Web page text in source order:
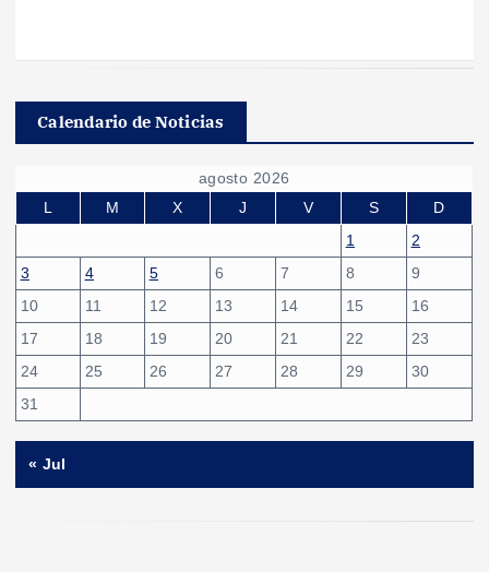
Calendario de Noticias
agosto 2026
L
M X J V S
D
1
2
3
4 5 6 7 8
9
10
11 12 13 14 15
16
17
18 19 20 21 22
23
24
25 26 27 28 29
30
31
« Jul